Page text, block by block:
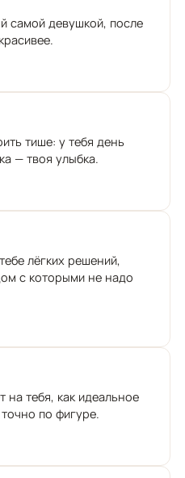
самой девушкой, после
тише: у тебя день
— твоя улыбка.
лёгких решений,
с которыми не надо
на тебя, как идеальное
по фигуре.